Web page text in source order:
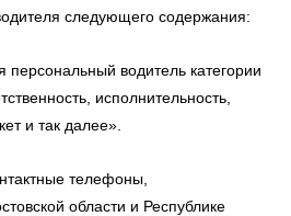
следующего содержания:
персональный водитель категории
исполнительность,
и так далее».
телефоны,
области и Республике